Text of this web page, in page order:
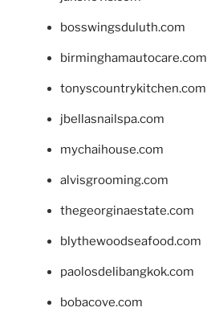
bosswingsduluth.com
birminghamautocare.com
tonyscountrykitchen.com
jbellasnailspa.com
mychaihouse.com
alvisgrooming.com
thegeorginaestate.com
blythewoodseafood.com
paolosdelibangkok.com
bobacove.com